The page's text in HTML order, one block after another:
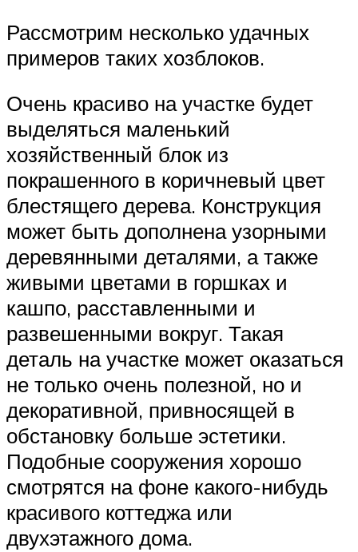
Рассмотрим несколько удачных
примеров таких хозблоков.
Очень красиво на участке будет
выделяться маленький
хозяйственный блок из
покрашенного в коричневый цвет
блестящего дерева. Конструкция
может быть дополнена узорными
деревянными деталями, а также
живыми цветами в горшках и
кашпо, расставленными и
развешенными вокруг. Такая
деталь на участке может оказаться
не только очень полезной, но и
декоративной, привносящей в
обстановку больше эстетики.
Подобные сооружения хорошо
смотрятся на фоне какого-нибудь
красивого коттеджа или
двухэтажного дома.